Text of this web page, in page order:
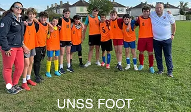
UNSS FOOT